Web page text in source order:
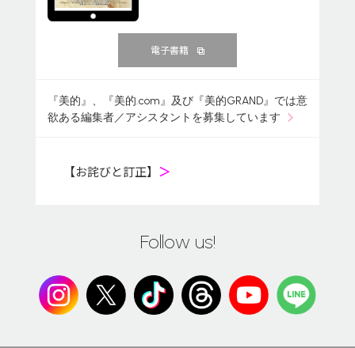
電子書籍
『美的』、『美的.com』及び『美的GRAND』では意
欲ある編集者／アシスタントを募集しています
【お詫びと訂正】 ＞
Follow us!